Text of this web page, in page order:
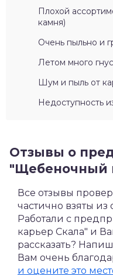
Плохой
камня)
Очень пыльно и
Летом много
Шум и пыль от
Недоступность
Отзывы о
"Щебеночный
Все отзывы
частично взяты из
Работали с
карьер Скала" и
рассказать?
Вам очень
и оцените это